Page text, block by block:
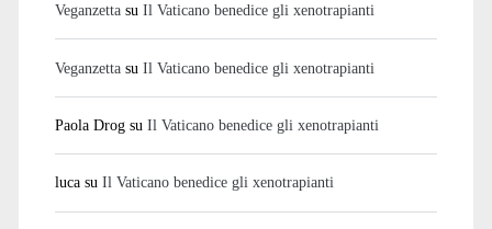
Veganzettasu Il Vaticano benedice gli xenotrapianti
Veganzettasu Il Vaticano benedice gli xenotrapianti
Paola Drogsu Il Vaticano benedice gli xenotrapianti
lucasu Il Vaticano benedice gli xenotrapianti